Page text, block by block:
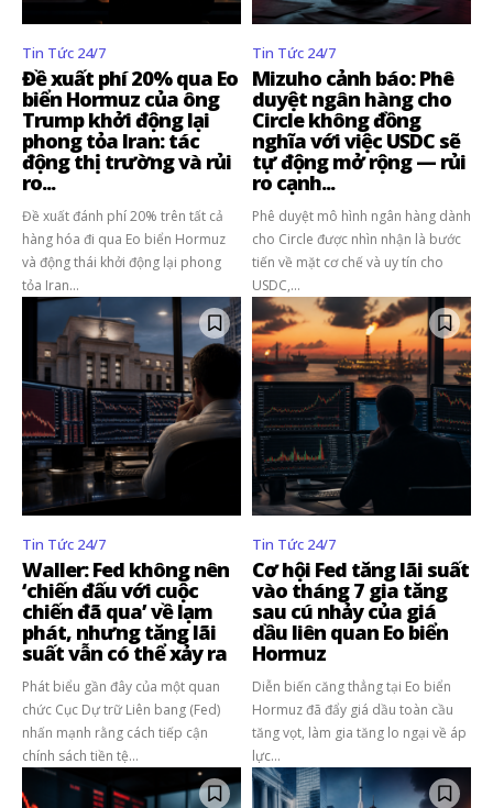
Theo dõi CIG News
Chúng tôi mang lại trải nghiệm thú vị với tin tức nhanh chóng, góc
nhìn thị trường trực quan và mang lại lượng kiến thức cần thiết trong
thị trường tài chính.
SUBSCRIBE
Tôi đã đọc và chấp nhận với Privacy Policy.
Theo Dõi Chúng Tôi
5,320
Fans
2,500
Followers
58,000
Tin Tức 24/7
Đề xuất phí 20% qua Eo
biển Hormuz của ông
Trump khởi động lại
phong tỏa Iran: tác
động thị trường và rủi
ro...
Đề xuất đánh phí 20% trên tất cả
hàng hóa đi qua Eo biển Hormuz
và động thái khởi động lại phong
tỏa Iran...
Tin Tức 24/7
Mizuho cảnh báo: Phê
duyệt ngân hàng cho
Circle không đồng
nghĩa với việc USDC sẽ
tự động mở rộng — rủi
ro cạnh...
Phê duyệt mô hình ngân hàng dành
cho Circle được nhìn nhận là bước
tiến về mặt cơ chế và uy tín cho
USDC,...
Tin Tức 24/7
Waller: Fed không nên
‘chiến đấu với cuộc
chiến đã qua’ về lạm
phát, nhưng tăng lãi
suất vẫn có thể xảy ra
Phát biểu gần đây của một quan
chức Cục Dự trữ Liên bang (Fed)
nhấn mạnh rằng cách tiếp cận
chính sách tiền tệ...
Tin Tức 24/7
Cơ hội Fed tăng lãi suất
vào tháng 7 gia tăng
sau cú nhảy của giá
dầu liên quan Eo biển
Hormuz
Diễn biến căng thẳng tại Eo biển
Hormuz đã đẩy giá dầu toàn cầu
tăng vọt, làm gia tăng lo ngại về áp
lực...